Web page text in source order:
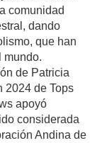
comunidad
dando
que han
mundo.
de Patricia
2024 de Tops
apoyó
considerada
Andina de